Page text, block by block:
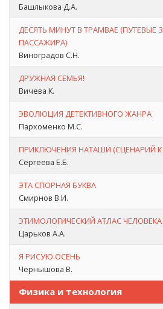
Башлыкова Д.А.
ДЕСЯТЬ МИНУТ В ТРАМВАЕ (ПУТЕВЫЕ
ПАССАЖИРА)
Виноградов С.Н.
ДРУЖНАЯ СЕМЬЯ!
Вичева К.
ЭВОЛЮЦИЯ ДЕТЕКТИВНОГО ЖАНРА
Пархоменко М.С.
ПРИКЛЮЧЕНИЯ НАТАШИ (СЦЕНАРИЙ К
Сергеева Е.Б.
ЭТА СПОРНАЯ БУКВА
Смирнов В.И.
ЭТИМОЛОГИЧЕСКИЙ АТЛАС ЧЕЛОВЕКА
Царьков А.А.
Я РИСУЮ ОСЕНЬ
Чернышова В.
Физика и технология